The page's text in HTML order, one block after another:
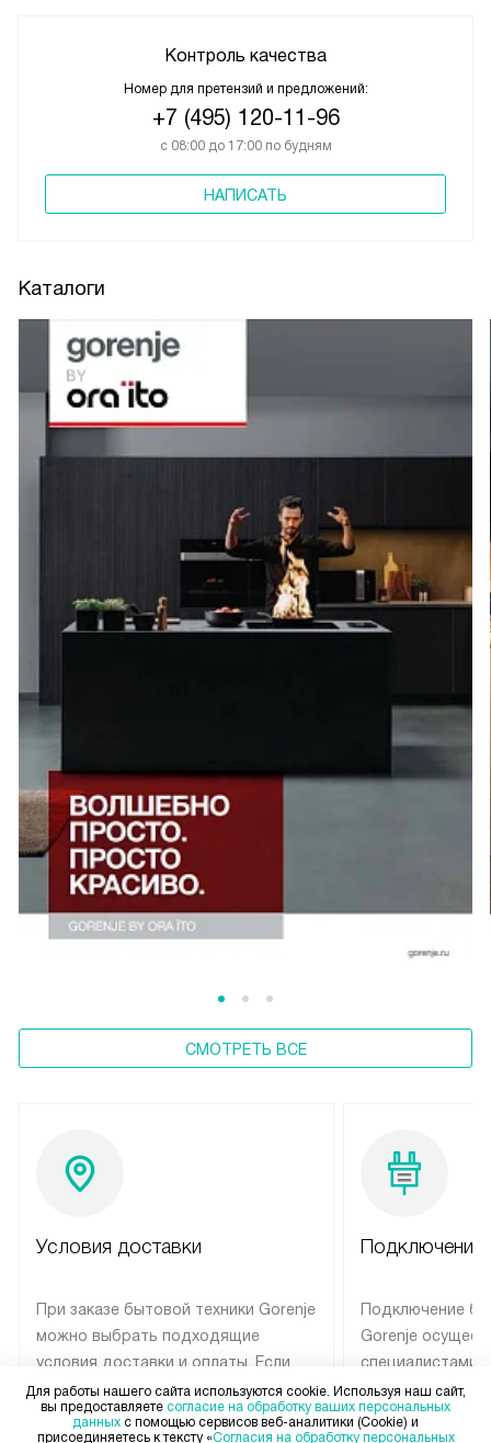
Контроль качества
Номер для претензий и предложений:
+7 (495) 120-11-96
с 08:00 до 17:00 по будням
НАПИСАТЬ
Каталоги
СМОТРЕТЬ ВСЕ
Условия доставки
При заказе бытовой техники Gorenje
можно выбрать подходящие
условия доставки и оплаты. Если
товар в наличии, он может быть
отгружен покупателю в течение
Подключение
Подключение
Gorenje
специалистами
сервисного
Для работы нашего сайта используются cookie. Используя наш сайт,
вы предоставляете согласие на обработку ваших персональных
данных с помощью сервисов веб-аналитики (Cookie) и
присоединяетесь к тексту «Согласия на обработку персональных